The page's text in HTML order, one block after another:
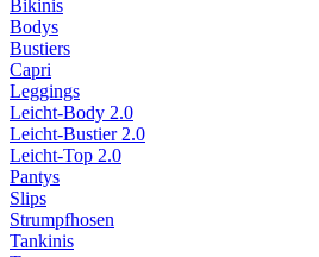
Bikinis
Bodys
Bustiers
Capri
Leggings
Leicht-Body 2.0
Leicht-Bustier 2.0
Leicht-Top 2.0
Pantys
Slips
Strumpfhosen
Tankinis